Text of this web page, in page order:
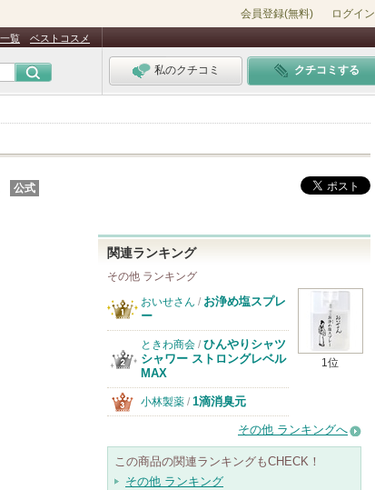
会員登録(無料) ログイン
覧 ベストコスメ
私のクチコミ クチコミする
公式
関連ランキング
その他 ランキング
1位
おいせさん / お浄め塩スプレ
ー
ときわ商会 / ひんやりシャツ
シャワー ストロングレベル
MAX
小林製薬 / 1滴消臭元
その他 ランキングへ
この商品の関連ランキングもCHECK！
その他 ランキング